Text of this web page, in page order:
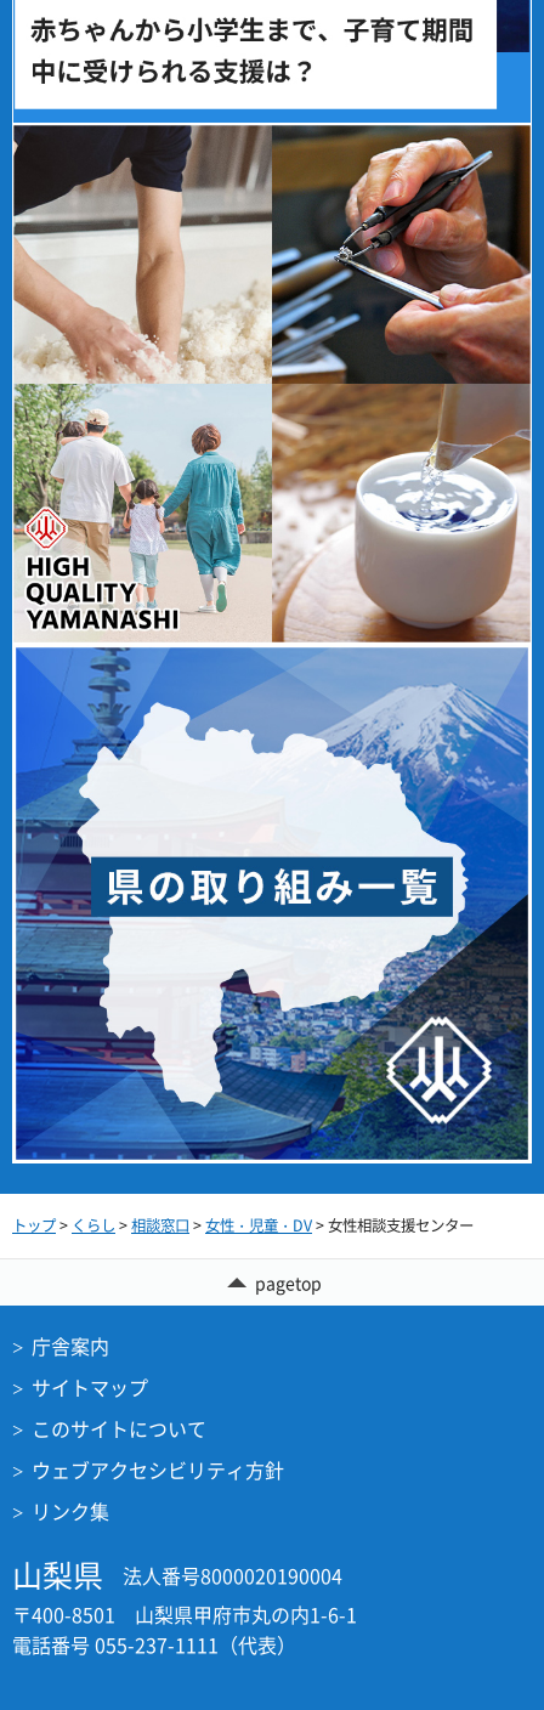
トップ> くらし >相談窓口 >女性・児童・DV> 女性相談支援センター
pagetop
庁舎案内
サイトマップ
このサイトについて
ウェブアクセシビリティ方針
リンク集
山梨県
法人番号8000020190004
〒400-8501 山梨県甲府市丸の内1-6-1
電話番号 055-237-1111（代表）